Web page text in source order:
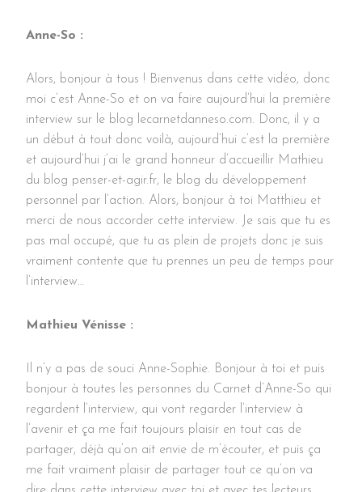
Anne-So :
Alors, bonjour à tous ! Bienvenus dans cette vidéo, donc
moi c’est Anne-So et on va faire aujourd’hui la première
interview sur le blog lecarnetdanneso.com. Donc, il y a
un début à tout donc voilà, aujourd’hui c’est la première
et aujourd’hui j’ai le grand honneur d’accueillir Mathieu
du blog penser-et-agir.fr, le blog du développement
personnel par l’action. Alors, bonjour à toi Matthieu et
merci de nous accorder cette interview. Je sais que tu es
pas mal occupé, que tu as plein de projets donc je suis
vraiment contente que tu prennes un peu de temps pour
l’interview…
Mathieu Vénisse :
Il n’y a pas de souci Anne-Sophie. Bonjour à toi et puis
bonjour à toutes les personnes du Carnet d’Anne-So qui
regardent l’interview, qui vont regarder l’interview à
l’avenir et ça me fait toujours plaisir en tout cas de
partager, déjà qu’on ait envie de m’écouter, et puis ça
me fait vraiment plaisir de partager tout ce qu’on va